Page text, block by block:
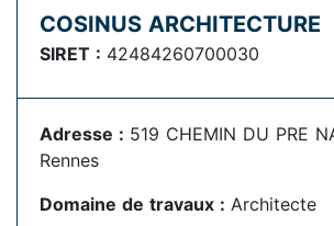
COSINUS ARCHITECTURE
SIRET : 42484260700030
Adresse : 519 CHEMIN DU PRE
Rennes
Domaine de travaux : Architecte